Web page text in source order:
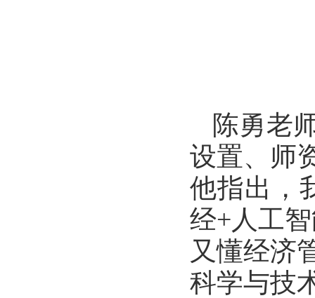
陈勇老
设置、师
他指出，
经+人工
又懂经济
科学与技